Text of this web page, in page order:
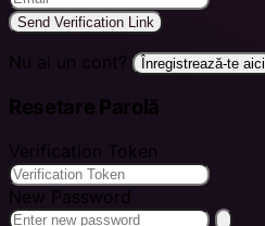
Send Verification Link
Nu ai un cont? Înregistrează-te aici
Resetare Parolă
Verification Token
New Password